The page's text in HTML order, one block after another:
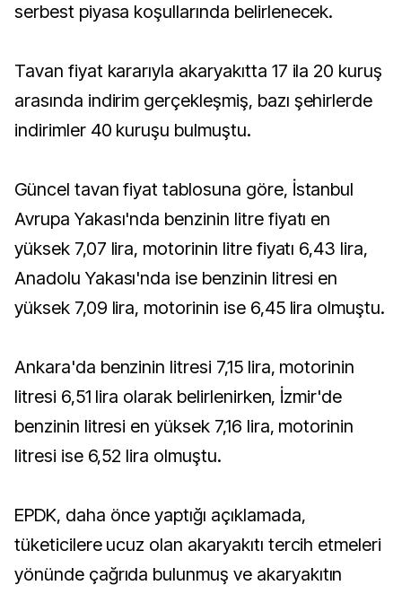
serbest piyasa koşullarında belirlenecek.
Tavan fiyat kararıyla akaryakıtta 17 ila 20 kuruş
arasında indirim gerçekleşmiş, bazı şehirlerde
indirimler 40 kuruşu bulmuştu.
Güncel tavan fiyat tablosuna göre, İstanbul
Avrupa Yakası'nda benzinin litre fiyatı en
yüksek 7,07 lira, motorinin litre fiyatı 6,43 lira,
Anadolu Yakası'nda ise benzinin litresi en
yüksek 7,09 lira, motorinin ise 6,45 lira olmuştu.
Ankara'da benzinin litresi 7,15 lira, motorinin
litresi 6,51 lira olarak belirlenirken, İzmir'de
benzinin litresi en yüksek 7,16 lira, motorinin
litresi ise 6,52 lira olmuştu.
EPDK, daha önce yaptığı açıklamada,
tüketicilere ucuz olan akaryakıtı tercih etmeleri
yönünde çağrıda bulunmuş ve akaryakıtın